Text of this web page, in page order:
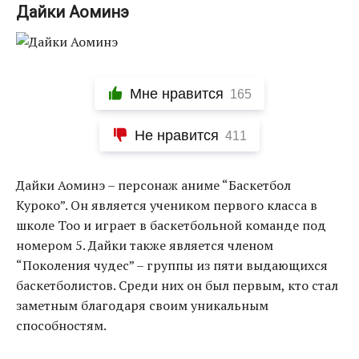
Дайки Аоминэ
Мне нравится 165
Не нравится 411
Дайки Аоминэ – персонаж аниме “Баскетбол
Куроко”. Он является учеником первого класса в
школе Тоо и играет в баскетбольной команде под
номером 5. Дайки также является членом
“Поколения чудес” – группы из пяти выдающихся
баскетболистов. Среди них он был первым, кто стал
заметным благодаря своим уникальным
способностям.